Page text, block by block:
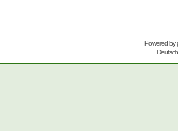
Powered by